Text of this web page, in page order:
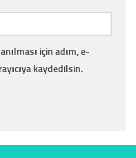
için adım, e-
kaydedilsin.